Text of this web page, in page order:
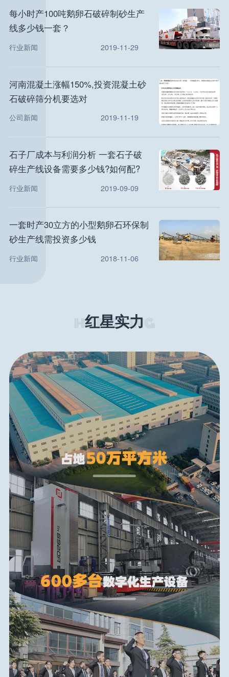
每小时产100吨鹅卵石破碎制砂生产
线多少钱一套？
行业新闻 2019-11-29
河南混凝土涨幅150%,投资混凝土砂
石破碎筛分机要选对
公司新闻 2019-11-19
石子厂成本与利润分析 一套石子破
碎生产线设备需要多少钱?如何配?
行业新闻 2019-09-09
一套时产30立方的小型鹅卵石环保制
砂生产线需投资多少钱
行业新闻 2018-11-06
红星实力